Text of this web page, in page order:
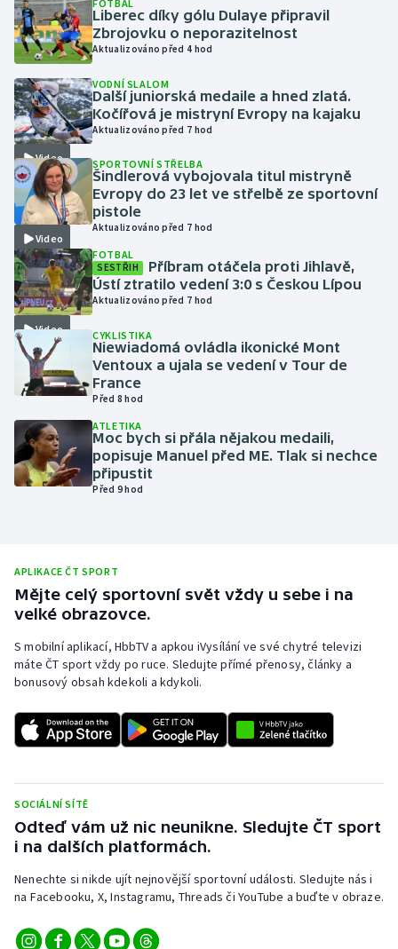
Jezdectví
Judo
Krasobruslení
Lezení
Lyže a snowboard
Moderní pětiboj
Motorsport
Olympijské hry
Parasport
Plavání
Plážový volejbal
Rychlostní kanoistika
Short track
Sportovní střelba
Stolní tenis
Veslování
Vodní slalom
Volejbal
Ostatní
FOTBAL
Liberec díky gólu Dulaye připravil
Zbrojovku o neporazitelnost
Aktualizováno před 4 hod
Video
VODNÍ SLALOM
Další juniorská medaile a hned zlatá.
Kočířová je mistryní Evropy na kajaku
Aktualizováno před 7 hod
Video
SPORTOVNÍ STŘELBA
Šindlerová vybojovala titul mistryně
Evropy do 23 let ve střelbě ze sportovní
pistole
Aktualizováno před 7 hod
Video
FOTBAL
SESTŘIH
Příbram otáčela proti Jihlavě,
Ústí ztratilo vedení 3:0 s Českou Lípou
Aktualizováno před 7 hod
CYKLISTIKA
Niewiadomá ovládla ikonické Mont
Ventoux a ujala se vedení v Tour de
France
Před 8 hod
ATLETIKA
Moc bych si přála nějakou medaili,
popisuje Manuel před ME. Tlak si nechce
připustit
Před 9 hod
APLIKACE ČT SPORT
Mějte celý sportovní svět vždy u sebe i na
velké obrazovce.
S mobilní aplikací, HbbTV a apkou iVysílání ve své chytré televizi
máte ČT sport vždy po ruce. Sledujte přímé přenosy, články a
bonusový obsah kdekoli a kdykoli.
SOCIÁLNÍ SÍTĚ
Odteď vám už nic neunikne. Sledujte ČT sport
i na dalších platformách.
Nenechte si nikde ujít nejnovější sportovní události. Sledujte nás i
na Facebooku, X, Instagramu, Threads či YouTube a buďte v obraze.